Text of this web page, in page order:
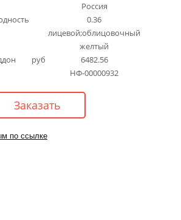
Россия
0.36
лицевой;облицовочный
желтый
руб
6482.56
НФ-00000932
по ссылке